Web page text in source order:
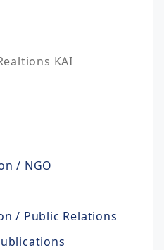
KAI
/ NGO
/ Public Relations